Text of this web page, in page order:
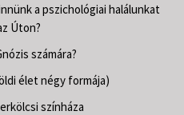
a pszichológiai halálunkat
Úton?
számára?
élet négy formája)
színháza